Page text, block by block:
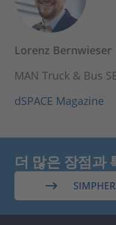
Lorenz Bernwieser
MAN Truck & Bus
dSPACE Magazine
더 많은 장점과